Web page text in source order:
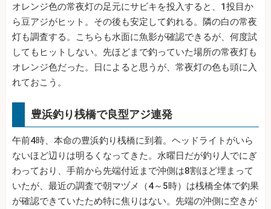
オレンジ色の常夜灯の足元にサビキを投入すると、1投目か
ら豆アジがヒット。その後も安定して釣れる。隣の白の常夜
灯も調査する。こちらも水面に魚影が確認できるが、何度試
してもヒットしない。先ほどまで釣っていた場所の常夜灯も
オレンジ色だった。日によると思うが、常夜灯の色も頭に入
れておこう。
豊浜釣り桟橋で良型アジ連発
午前4時、本命の豊浜釣り桟橋に到着。ヘッドライトがいら
ないほど辺りは明るくなってきた。水曜日だが釣り人でにぎ
わっており、手前から先端付近まで沖側は8割ほど埋まって
いたが、最近の調査で朝マヅメ（4～5時）は桟橋全体で釣果
が確認できていたため特に焦りはない。先端の沖側に空きが